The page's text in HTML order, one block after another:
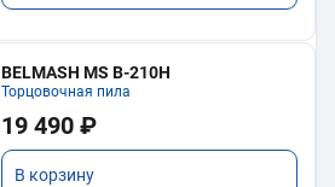
BELMASH MS B-210H
Торцовочная пила
19 490 ₽
В корзину